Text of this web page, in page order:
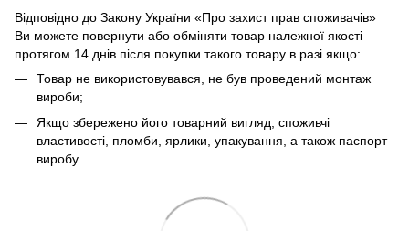
Відповідно до Закону України «Про захист прав споживачів»
Ви можете повернути або обміняти товар належної якості
протягом 14 днів після покупки такого товару в разі якщо:
Товар не використовувався, не був проведений монтаж
вироби;
Якщо збережено його товарний вигляд, споживчі
властивості, пломби, ярлики, упакування, а також паспорт
виробу.